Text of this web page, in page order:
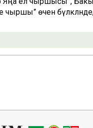
чыршы” өчен